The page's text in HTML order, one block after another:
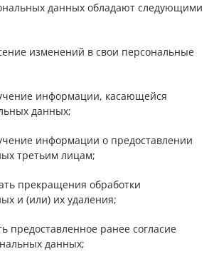
данных обладают следующими
изменений в свои персональные
информации, касающейся
данных;
информации о предоставлении
третьим лицам;
прекращения обработки
и (или) их удаления;
предоставленное ранее согласие
данных;